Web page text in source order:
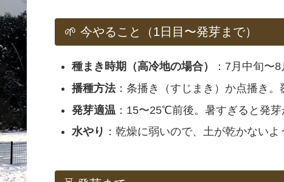
🌱 今やること（1日目〜発芽まで）
種まき時期（高冷地の場合）
：7月中旬〜
播種方法：条播き（すじまき）か点播き。
発芽適温 ：15〜25℃前後。暑すぎると発芽
水やり ：乾燥に弱いので、土が乾かないよ